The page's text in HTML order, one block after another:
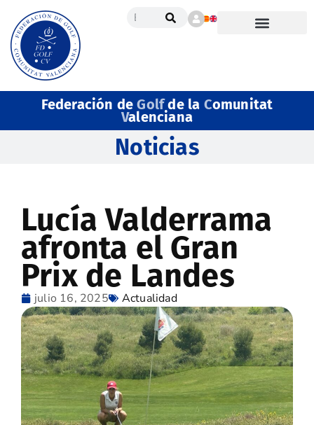
Federación deGolfde la Comunitat
Valenciana
Noticias
Lucía Valderrama
afronta el Gran
Prix de Landes
julio 16, 2025 Actualidad